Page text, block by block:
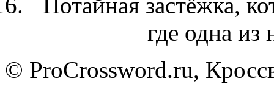
где одна из
© ProCrossword.ru,